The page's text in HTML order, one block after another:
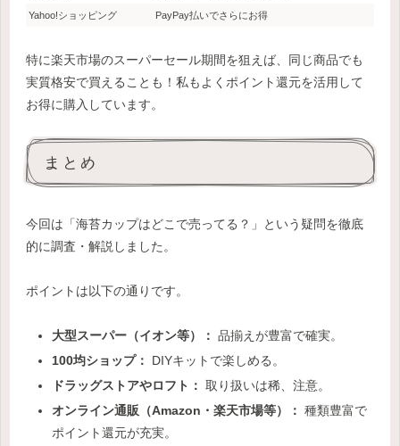
Yahoo!ショッピング PayPay払いでさらにお得
特に楽天市場のスーパーセール期間を狙えば、同じ商品でも
実質格安で買えることも！私もよくポイント還元を活用して
お得に購入しています。
まとめ
今回は「海苔カップはどこで売ってる？」という疑問を徹底
的に調査・解説しました。
ポイントは以下の通りです。
大型スーパー（イオン等）： 品揃えが豊富で確実。
100均ショップ：
DIYキットで楽しめる。
ドラッグストアやロフト： 取り扱いは稀、注意。
オンライン通販（Amazon・楽天市場等）： 種類豊富で
ポイント還元が充実。